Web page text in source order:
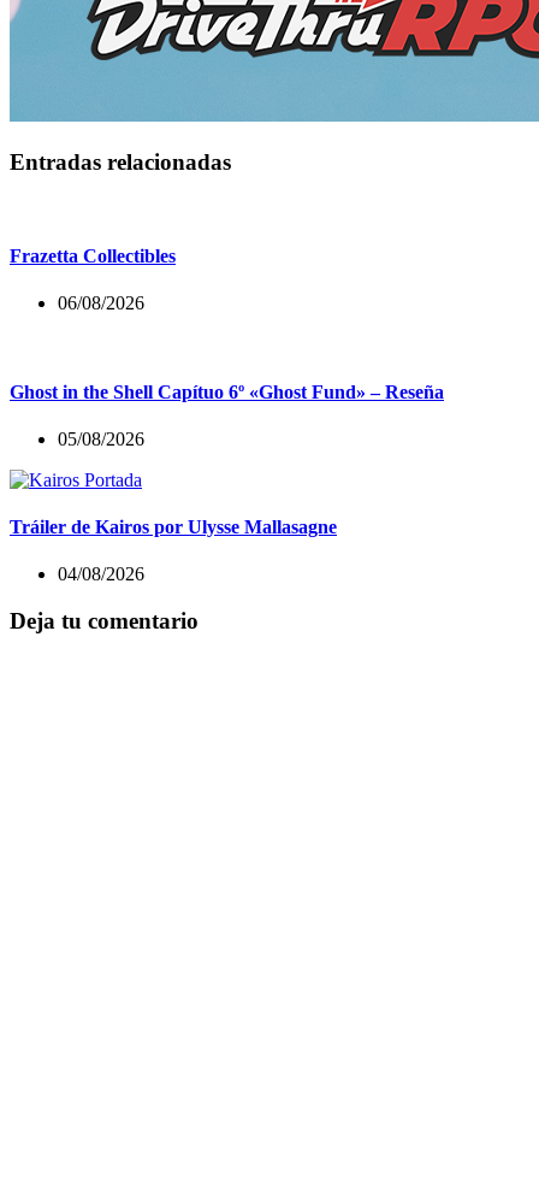
Entradas relacionadas
Frazetta Collectibles
06/08/2026
Ghost in the Shell Capítuo 6º «Ghost Fund» – Reseña
05/08/2026
Tráiler de Kairos por Ulysse Mallasagne
04/08/2026
Deja tu comentario